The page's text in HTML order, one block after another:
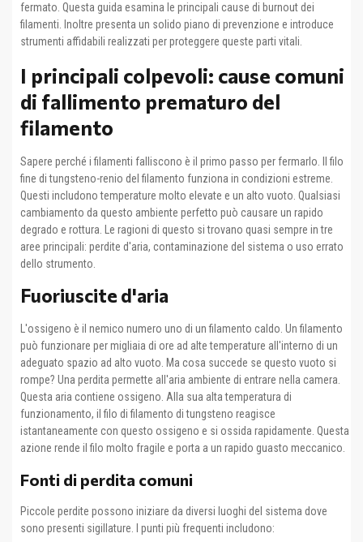
fermato. Questa guida esamina le principali cause di burnout dei
filamenti. Inoltre presenta un solido piano di prevenzione e introduce
strumenti affidabili realizzati per proteggere queste parti vitali.
I principali colpevoli: cause comuni
di fallimento prematuro del
filamento
Sapere perché i filamenti falliscono è il primo passo per fermarlo. Il filo
fine di tungsteno-renio del filamento funziona in condizioni estreme.
Questi includono temperature molto elevate e un alto vuoto. Qualsiasi
cambiamento da questo ambiente perfetto può causare un rapido
degrado e rottura. Le ragioni di questo si trovano quasi sempre in tre
aree principali: perdite d'aria, contaminazione del sistema o uso errato
dello strumento.
Fuoriuscite d'aria
L'ossigeno è il nemico numero uno di un filamento caldo. Un filamento
può funzionare per migliaia di ore ad alte temperature all'interno di un
adeguato spazio ad alto vuoto. Ma cosa succede se questo vuoto si
rompe? Una perdita permette all'aria ambiente di entrare nella camera.
Questa aria contiene ossigeno. Alla sua alta temperatura di
funzionamento, il filo di filamento di tungsteno reagisce
istantaneamente con questo ossigeno e si ossida rapidamente. Questa
azione rende il filo molto fragile e porta a un rapido guasto meccanico.
Fonti di perdita comuni
Piccole perdite possono iniziare da diversi luoghi del sistema dove
sono presenti sigillature. I punti più frequenti includono: